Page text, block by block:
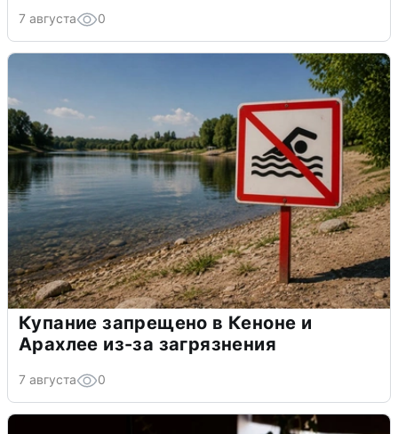
7 августа 0
Купание запрещено в Кеноне и
Арахлее из-за загрязнения
7 августа 0